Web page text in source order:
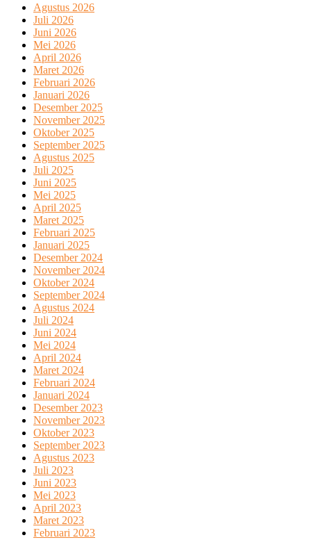
Agustus 2026
Juli 2026
Juni 2026
Mei 2026
April 2026
Maret 2026
Februari 2026
Januari 2026
Desember 2025
November 2025
Oktober 2025
September 2025
Agustus 2025
Juli 2025
Juni 2025
Mei 2025
April 2025
Maret 2025
Februari 2025
Januari 2025
Desember 2024
November 2024
Oktober 2024
September 2024
Agustus 2024
Juli 2024
Juni 2024
Mei 2024
April 2024
Maret 2024
Februari 2024
Januari 2024
Desember 2023
November 2023
Oktober 2023
September 2023
Agustus 2023
Juli 2023
Juni 2023
Mei 2023
April 2023
Maret 2023
Februari 2023